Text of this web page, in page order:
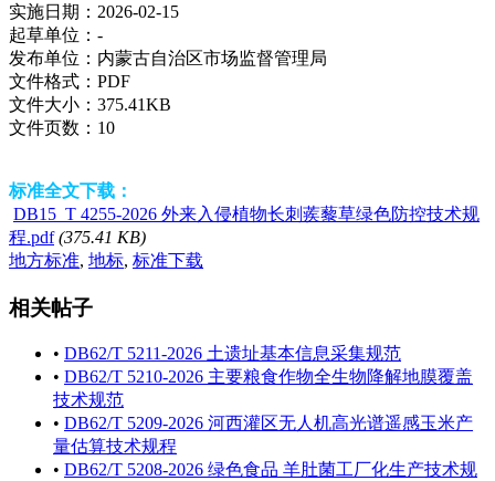
实施日期： 2026-02-15
起草单位： -
发布单位： 内蒙古自治区市场监督管理局
文件格式： PDF
文件大小： 375.41KB
文件页数： 10
标准全文下载：
DB15_T 4255-2026 外来入侵植物长刺蒺藜草绿色防控技术规
程.pdf (375.41 KB)
地方标准, 地标, 标准下载
相关帖子
• DB62/T 5211-2026 土遗址基本信息采集规范
• DB62/T 5210-2026 主要粮食作物全生物降解地膜覆盖
技术规范
• DB62/T 5209-2026 河西灌区无人机高光谱遥感玉米产
量估算技术规程
• DB62/T 5208-2026 绿色食品 羊肚菌工厂化生产技术规